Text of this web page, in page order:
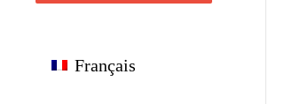
Français